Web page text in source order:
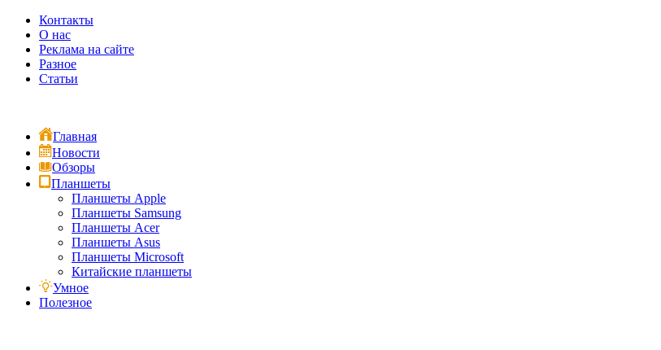
Контакты
О нас
Реклама на сайте
Разное
Статьи
Главная
Новости
Обзоры
Планшеты
Планшеты Apple
Планшеты Samsung
Планшеты Acer
Планшеты Asus
Планшеты Microsoft
Китайские планшеты
Умное
Полезное